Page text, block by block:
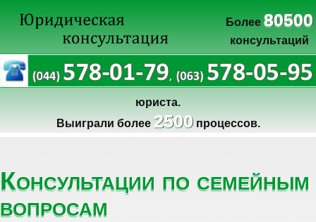
Более 80500
консультаций
юриста.
Выиграли более 2500процессов.
Консультации по семейным
вопросам